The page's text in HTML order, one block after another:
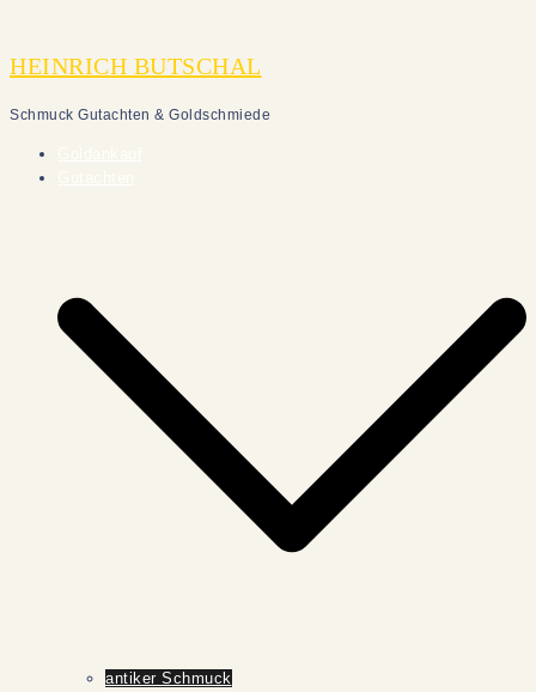
springen
HEINRICH BUTSCHAL
Schmuck Gutachten & Goldschmiede
antiker Schmuck